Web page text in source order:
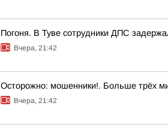
Погоня. В Туве сотрудники ДПС
Вчера, 21:42
Осторожно: мошенники!. Больше трёх
Вчера, 21:42